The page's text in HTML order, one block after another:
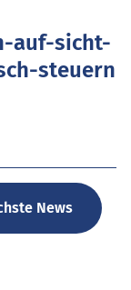
auf-sicht-
steuern
News